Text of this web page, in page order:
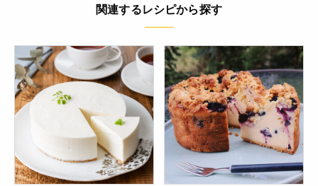
関連するレシピから探す